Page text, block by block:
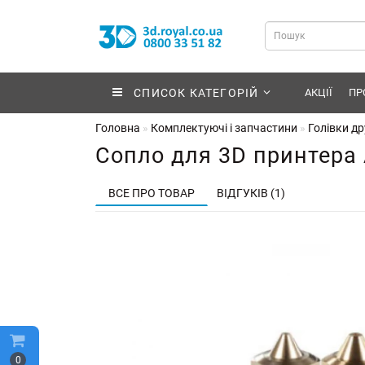
0
СПИСОК КАТЕГОРІЙ АКЦІЇ
Головна Комплектуючі і запчастини Голівки
Сопло для 3D
ВСЕ ПРО ТОВАР ВІДГУКІВ (1)